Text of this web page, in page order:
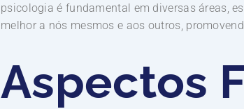
psicologia é fundamental em diversas áreas,
melhor a nós mesmos e aos outros,
Aspectos